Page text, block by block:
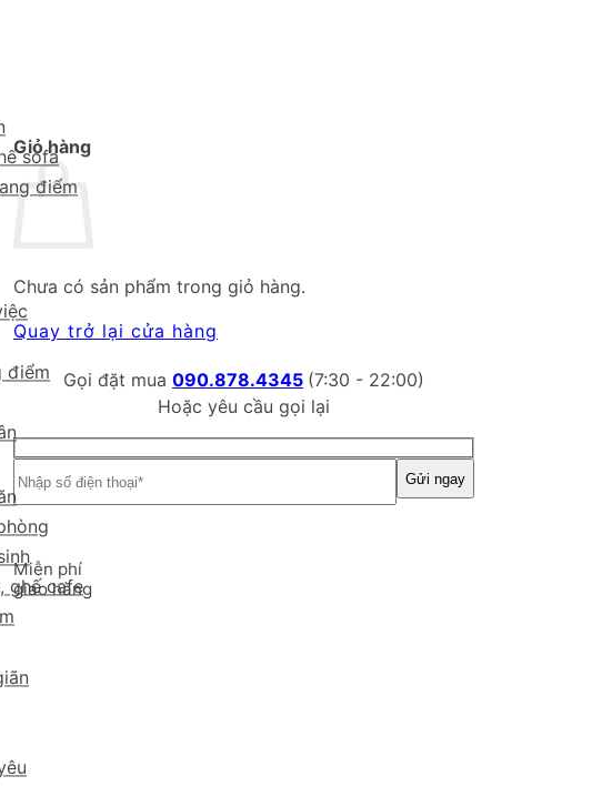
sofa
điểm
điểm
ghế cafe
Giỏ hàng
Chưa có sản phẩm trong giỏ hàng.
Quay trở lại cửa hàng
Gọi đặt mua 090.878.4345 (7:30 - 22:00)
Hoặc yêu cầu gọi lại
Miễn phí
giao hàng